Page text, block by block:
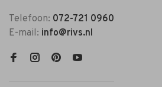
Telefoon: 072-721 0960
E-mail: info@rivs.nl